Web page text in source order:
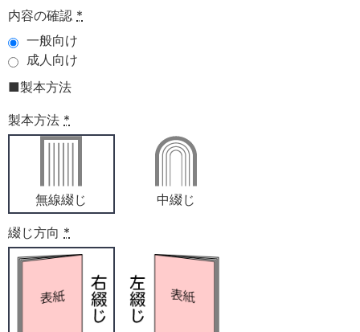
内容の確認 *
一般向け
成人向け
■製本方法
製本方法 *
無線綴じ 中綴じ
綴じ方向 *